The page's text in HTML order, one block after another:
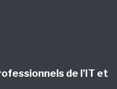
de l’IT et